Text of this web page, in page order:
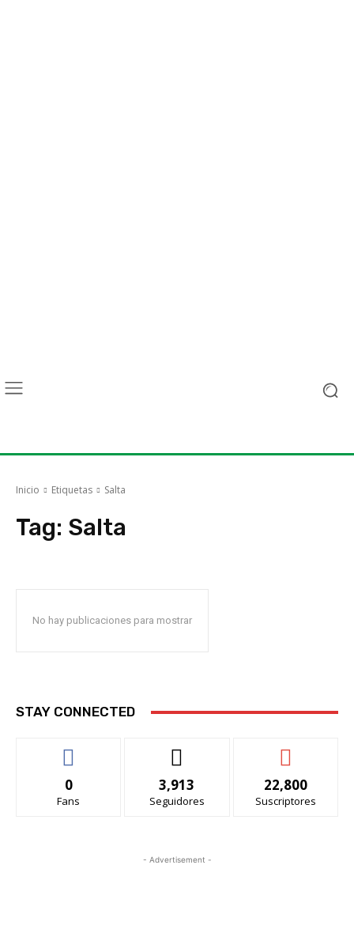
Inicio Etiquetas Salta
Tag: Salta
No hay publicaciones para mostrar
STAY CONNECTED
0
Fans
3,913
Seguidores
22,800
Suscriptores
- Advertisement -